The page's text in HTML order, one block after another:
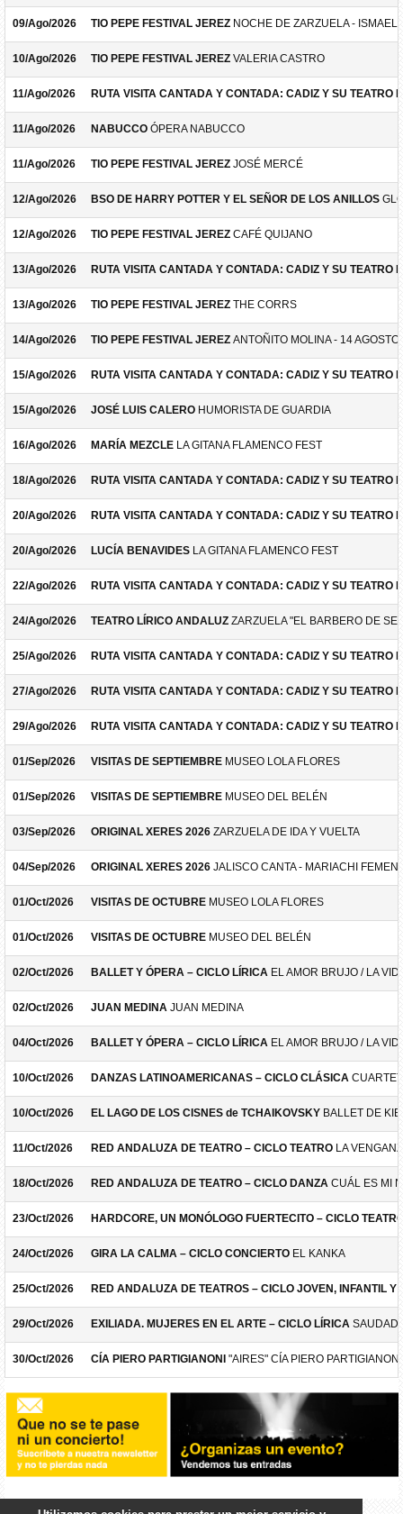
09/Ago/2026 TIO PEPE FESTIVAL JEREZ NOCHE DE ZARZUELA -
10/Ago/2026 TIO PEPE FESTIVAL JEREZ VALERIA CASTRO
11/Ago/2026 RUTA VISITA CANTADA Y CONTADA: CADIZ Y SU TEATRO
11/Ago/2026 NABUCCO ÓPERA NABUCCO
11/Ago/2026 TIO PEPE FESTIVAL JEREZ JOSÉ MERCÉ
12/Ago/2026 BSO DE HARRY POTTER Y EL SEÑOR DE LOS ANILLOS
12/Ago/2026 TIO PEPE FESTIVAL JEREZ CAFÉ QUIJANO
13/Ago/2026 RUTA VISITA CANTADA Y CONTADA: CADIZ Y SU TEATRO
13/Ago/2026 TIO PEPE FESTIVAL JEREZ THE CORRS
14/Ago/2026 TIO PEPE FESTIVAL JEREZ ANTOÑITO MOLINA - 14 AGOSTO
15/Ago/2026 RUTA VISITA CANTADA Y CONTADA: CADIZ Y SU TEATRO
15/Ago/2026 JOSÉ LUIS CALERO HUMORISTA DE GUARDIA
16/Ago/2026 MARÍA MEZCLE LA GITANA FLAMENCO FEST
18/Ago/2026 RUTA VISITA CANTADA Y CONTADA: CADIZ Y SU TEATRO
20/Ago/2026 RUTA VISITA CANTADA Y CONTADA: CADIZ Y SU TEATRO
20/Ago/2026 LUCÍA BENAVIDES LA GITANA FLAMENCO FEST
22/Ago/2026 RUTA VISITA CANTADA Y CONTADA: CADIZ Y SU TEATRO
24/Ago/2026 TEATRO LÍRICO ANDALUZ ZARZUELA "EL BARBERO DE
25/Ago/2026 RUTA VISITA CANTADA Y CONTADA: CADIZ Y SU TEATRO
27/Ago/2026 RUTA VISITA CANTADA Y CONTADA: CADIZ Y SU TEATRO
29/Ago/2026 RUTA VISITA CANTADA Y CONTADA: CADIZ Y SU TEATRO
01/Sep/2026 VISITAS DE SEPTIEMBRE MUSEO LOLA FLORES
01/Sep/2026 VISITAS DE SEPTIEMBRE MUSEO DEL BELÉN
03/Sep/2026 ORIGINAL XERES 2026 ZARZUELA DE IDA Y VUELTA
04/Sep/2026 ORIGINAL XERES 2026 JALISCO CANTA - MARIACHI
01/Oct/2026 VISITAS DE OCTUBRE MUSEO LOLA FLORES
01/Oct/2026 VISITAS DE OCTUBRE MUSEO DEL BELÉN
02/Oct/2026 BALLET Y ÓPERA – CICLO LÍRICA EL AMOR BRUJO / LA
02/Oct/2026 JUAN MEDINA JUAN MEDINA
04/Oct/2026 BALLET Y ÓPERA – CICLO LÍRICA EL AMOR BRUJO / LA
10/Oct/2026 DANZAS LATINOAMERICANAS – CICLO CLÁSICA
10/Oct/2026 EL LAGO DE LOS CISNES de TCHAIKOVSKY BALLET DE
11/Oct/2026 RED ANDALUZA DE TEATRO – CICLO TEATRO LA
18/Oct/2026 RED ANDALUZA DE TEATRO – CICLO DANZA CUÁL ES MI
23/Oct/2026 HARDCORE, UN MONÓLOGO FUERTECITO – CICLO
24/Oct/2026 GIRA LA CALMA – CICLO CONCIERTO EL KANKA
25/Oct/2026 RED ANDALUZA DE TEATROS – CICLO JOVEN, INFANTIL Y
29/Oct/2026 EXILIADA. MUJERES EN EL ARTE – CICLO LÍRICA
30/Oct/2026 CÍA PIERO PARTIGIANONI "AIRES" CÍA PIERO PARTIGIANONI